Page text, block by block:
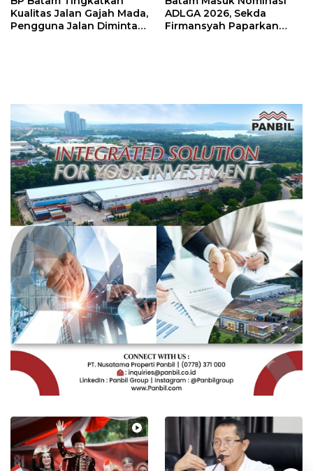
Kualitas Jalan Gajah Mada,
Pengguna Jalan Diminta
ADLGA 2026, Sekda
Firmansyah Paparkan